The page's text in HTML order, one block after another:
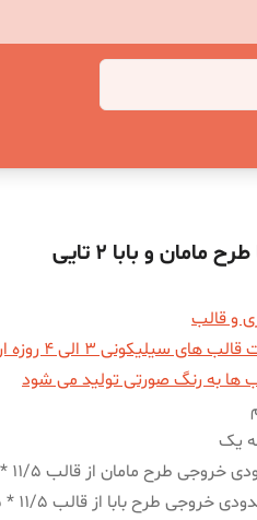
و بابا 2 تایی
و قالب
سیلیکونی 3 الی 4 روزه ارسال می شوند
ها به رنگ صورتی تولید می شود
یک